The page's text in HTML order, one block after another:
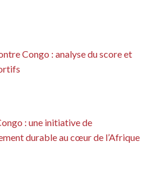
Congo : analyse du score et
: une initiative de
durable au cœur de l’Afrique